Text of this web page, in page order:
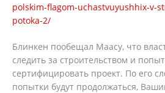
polskim-flagom-uchastvuyushhix-v-
potoka-2/
Блинкен пообещал Маасу, что
следить за строительством и
сертифицировать проект. По его
попытки будут продолжаться,